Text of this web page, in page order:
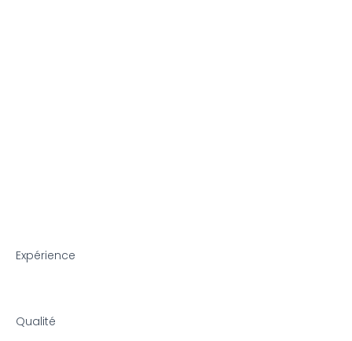
Expérience
Qualité